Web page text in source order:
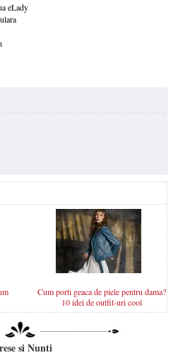
eLady
Cum porti geaca de piele pentru dama?
10 idei de outfit-uri cool
si Nunti